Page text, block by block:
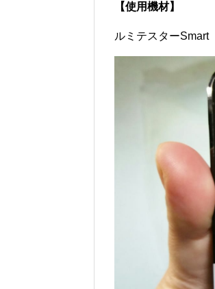
【使用機材】
ルミテスターSmart